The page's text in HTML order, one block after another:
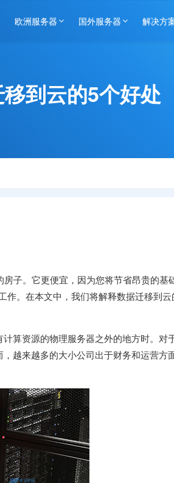
欧洲服务器 国外服务器 解决方
到云的5个好处
子。它更便宜，因为您将节省昂贵的基
作。在本文中，我们将解释数据迁移到云
算资源的物理服务器之外的地方时。对
越来越多的大小公司出于财务和运营方